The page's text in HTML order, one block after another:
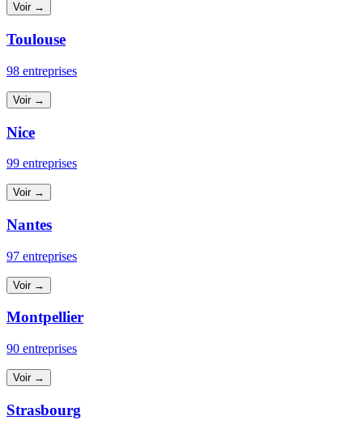
Voir →
Toulouse
98 entreprises
Voir →
Nice
99 entreprises
Voir →
Nantes
97 entreprises
Voir →
Montpellier
90 entreprises
Voir →
Strasbourg